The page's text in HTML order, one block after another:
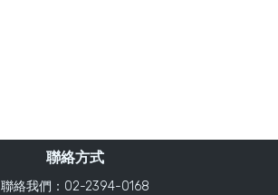
聯絡方式
聯絡我們：02-2394-0168